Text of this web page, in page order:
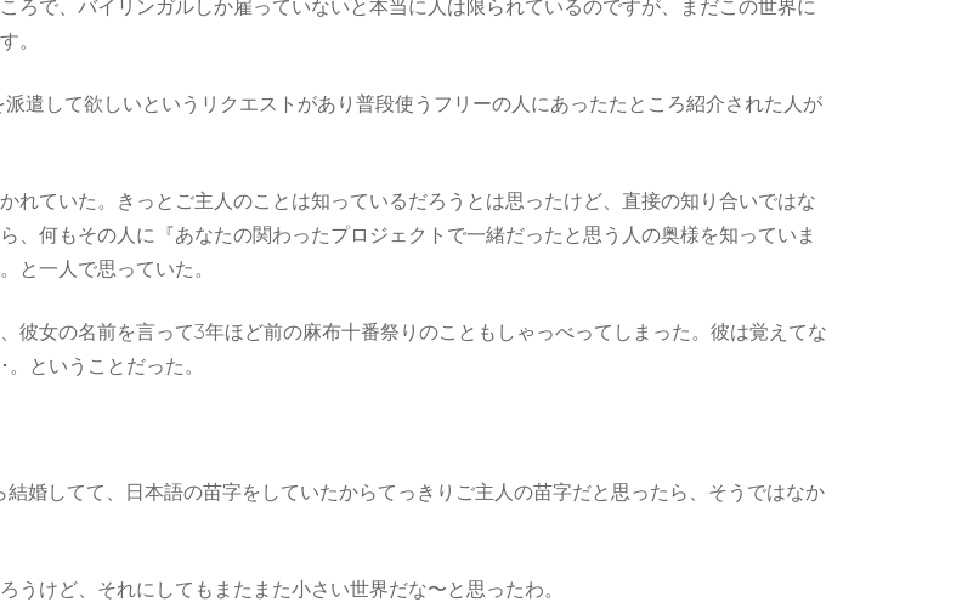
ろで、バイリンガルしか雇っていないと本当に人は限られているのですが、まだこの世界に
。
遣して欲しいというリクエストがあり普段使うフリーの人にあったたところ紹介された人が
れていた。きっとご主人のことは知っているだろうとは思ったけど、直接の知り合いではな
、何もその人に『あなたの関わったプロジェクトで一緒だったと思う人の奥様を知っていま
と一人で思っていた。
彼女の名前を言って3年ほど前の麻布十番祭りのこともしゃっべってしまった。彼は覚えてな
ということだった。
してて、日本語の苗字をしていたからてっきりご主人の苗字だと思ったら、そうではなか
けど、それにしてもまたまた小さい世界だな〜と思ったわ。